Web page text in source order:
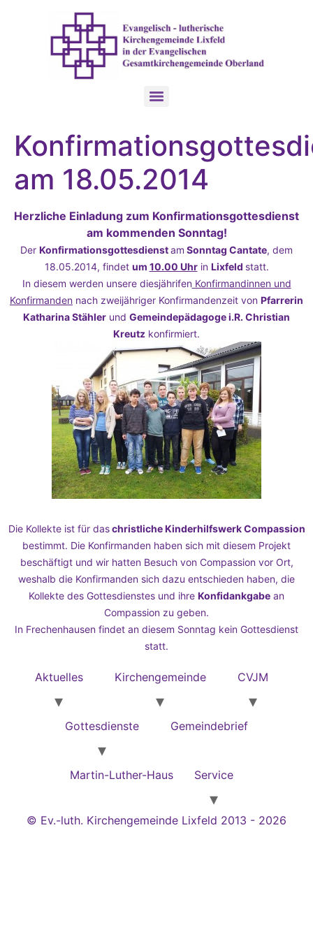
am 18.05.2014
Herzliche Einladung zum Konfirmationsgottesdienst
am kommenden Sonntag!
Der Konfirmationsgottesdienstam Sonntag Cantate, dem
18.05.2014, findet um 10.00 Uhrin Lixfeld statt.
In diesem werden unsere diesjährifen Konfirmandinnen und
Konfirmanden nach zweijähriger Konfirmandenzeit von Pfarrerin
Katharina Stähler und Gemeindepädagoge i.R. Christian
Kreutz konfirmiert.
Die Kollekte ist für daschristliche Kinderhilfswerk Compassion
bestimmt. Die Konfirmanden haben sich mit diesem Projekt
beschäftigt und wir hatten Besuch von Compassion vor Ort,
weshalb die Konfirmanden sich dazu entschieden haben, die
Kollekte des Gottesdienstes und ihre Konfidankgabe an
Compassion zu geben.
In Frechenhausen findet an diesem Sonntag kein Gottesdienst
statt.
Aktuelles Kirchengemeinde CVJM
Gottesdienste Gemeindebrief
Martin-Luther-Haus Service
© Ev.-luth. Kirchengemeinde Lixfeld 2013 - 2026